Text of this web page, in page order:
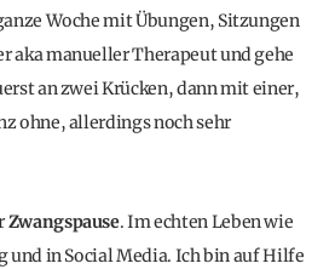
Woche mit Übungen, Sitzungen
aka manueller Therapeut und gehe
an zwei Krücken, dann mit einer,
ohne, allerdings noch sehr
Zwangspause. Im echten Leben wie
und in Social Media. Ich bin auf Hilfe